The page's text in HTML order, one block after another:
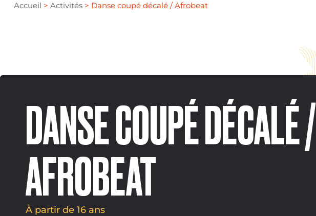
Accueil > Activités > Danse coupé décalé / Afrobeat
DANSE COUPÉ DÉCALÉ /
AFROBEAT
À partir de 16 ans